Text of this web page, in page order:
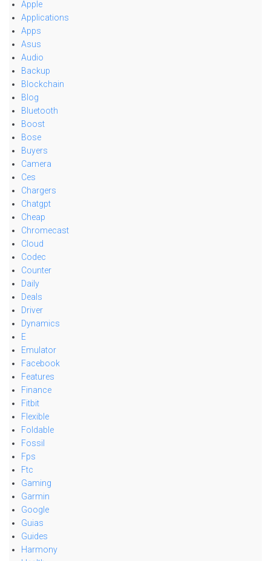
Apple
Applications
Apps
Asus
Audio
Backup
Blockchain
Blog
Bluetooth
Boost
Bose
Buyers
Camera
Ces
Chargers
Chatgpt
Cheap
Chromecast
Cloud
Codec
Counter
Daily
Deals
Driver
Dynamics
E
Emulator
Facebook
Features
Finance
Fitbit
Flexible
Foldable
Fossil
Fps
Ftc
Gaming
Garmin
Google
Guias
Guides
Harmony